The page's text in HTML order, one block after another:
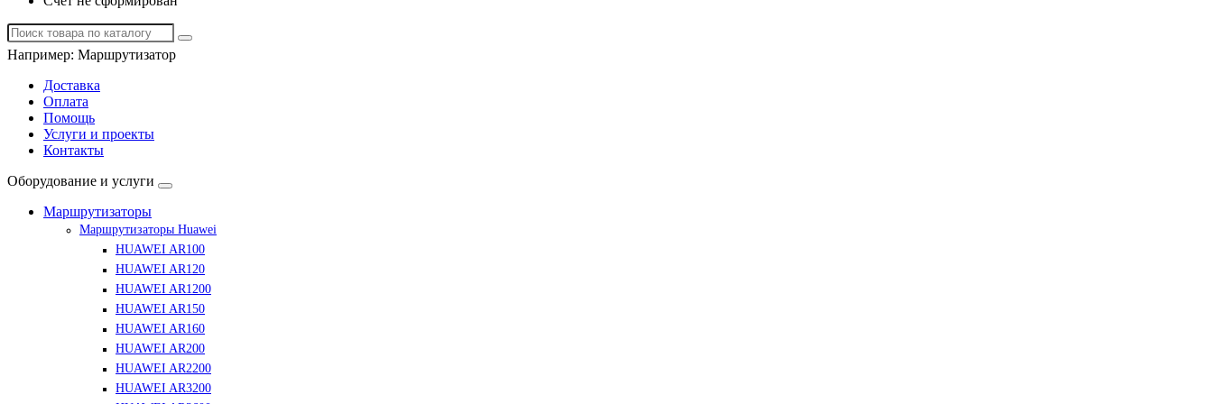
Например: Маршрутизатор
Доставка
Оплата
Помощь
Услуги и проекты
Контакты
Оборудование и услуги
Маршрутизаторы
Маршрутизаторы Huawei
HUAWEI AR100
HUAWEI AR120
HUAWEI AR1200
HUAWEI AR150
HUAWEI AR160
HUAWEI AR200
HUAWEI AR2200
HUAWEI AR3200